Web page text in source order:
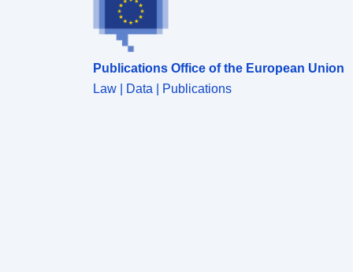
Publications Office of the European Union
Law | Data | Publications